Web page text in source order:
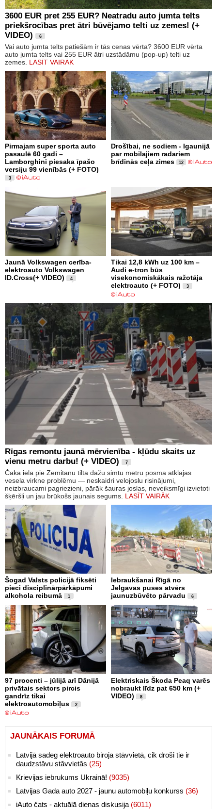
3600 EUR pret 255 EUR? Neatradu auto jumta telts
priekšrocības pret ātri būvējamo telti uz zemes! (+
VIDEO)
6
Vai auto jumta telts patiešām ir tās cenas vērta? 3600 EUR vērta
auto jumta telts vai 255 EUR ātri uzstādāmu (pop-up) telti uz
zemes. LASĪT VAIRĀK
Pirmajam super sporta auto
pasaulē 60 gadi –
Lamborghini piesaka īpašo
versiju 99 vienībās (+ FOTO)
3
Drošībai, ne sodiem - Igaunijā
par mobilajiem radariem
brīdinās ceļa zimes
12
Jaunā Volkswagen cerība-
elektroauto Volkswagen
ID.Cross(+ VIDEO)
4
Tikai 12,8 kWh uz 100 km –
Audi e-tron būs
visekonomiskākais ražotāja
elektroauto (+ FOTO)
3
Rīgas remontu jaunā mērvienība - kļūdu skaits uz
vienu metru darbu! (+ VIDEO)
7
Čaka ielā pie Zemitānu tilta dažu simtu metru posmā atklājas
vesela virkne problēmu — neskaidri velojoslu risinājumi,
neizbraucami pagriezieni, pārāk šauras joslas, neveiksmīgi izvietoti
šķēršļi un jau brūkošs jaunais segums. LASĪT VAIRĀK
Šogad Valsts policijā fiksēti
pieci disciplinārpārkāpumi
alkohola reibumā
1
Iebraukšanai Rīgā no
Jelgavas puses atvērs
jaunuzbūvēto pārvadu
6
97 procenti – jūlijā arī Dānijā
privātais sektors pircis
gandrīz tikai
elektroautomobiļus
2
Elektriskais Škoda Peaq varēs
nobraukt līdz pat 650 km (+
VIDEO)
8
JAUNĀKAIS FORUMĀ
Latvijā sadeg elektroauto biroja stāvvietā, cik droši tie ir
daudzstāvu stāvvietās (25)
Krievijas iebrukums Ukrainā! (9035)
Latvijas Gada auto 2027 - jaunu automobiļu konkurss (36)
iAuto čats - aktuālā dienas diskusija (6011)